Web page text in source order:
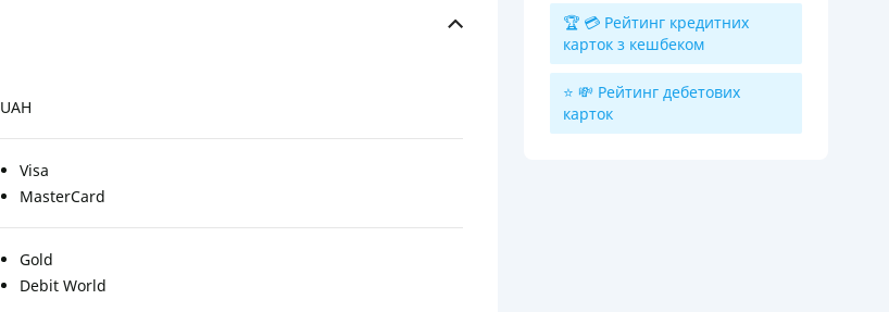
UAH
Visa
MasterCard
Gold
Debit World
🏆 💳 Рейтинг кредитних
карток з кешбеком
⭐ 💸 Рейтинг дебетових
карток